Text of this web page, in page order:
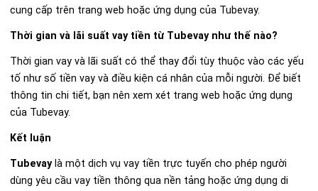
cung cấp trên trang web hoặc ứng dụng của Tubevay.
Thời gian và lãi suất vay tiền từ Tubevay như thế nào?
Thời gian vay và lãi suất có thể thay đổi tùy thuộc vào các yếu
tố như số tiền vay và điều kiện cá nhân của mỗi người. Để biết
thông tin chi tiết, bạn nên xem xét trang web hoặc ứng dụng
của Tubevay.
Kết luận
Tubevaylà một dịch vụ vay tiền trực tuyến cho phép người
dùng yêu cầu vay tiền thông qua nền tảng hoặc ứng dụng di